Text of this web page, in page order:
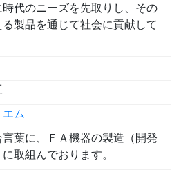
代のニーズを先取りし、その
製品を通じて社会に貢献して
ム
言葉に、ＦＡ機器の製造（開発
取組んでおります。